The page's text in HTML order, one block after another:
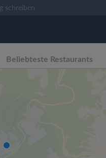
schreiben
Beliebteste Restaurants